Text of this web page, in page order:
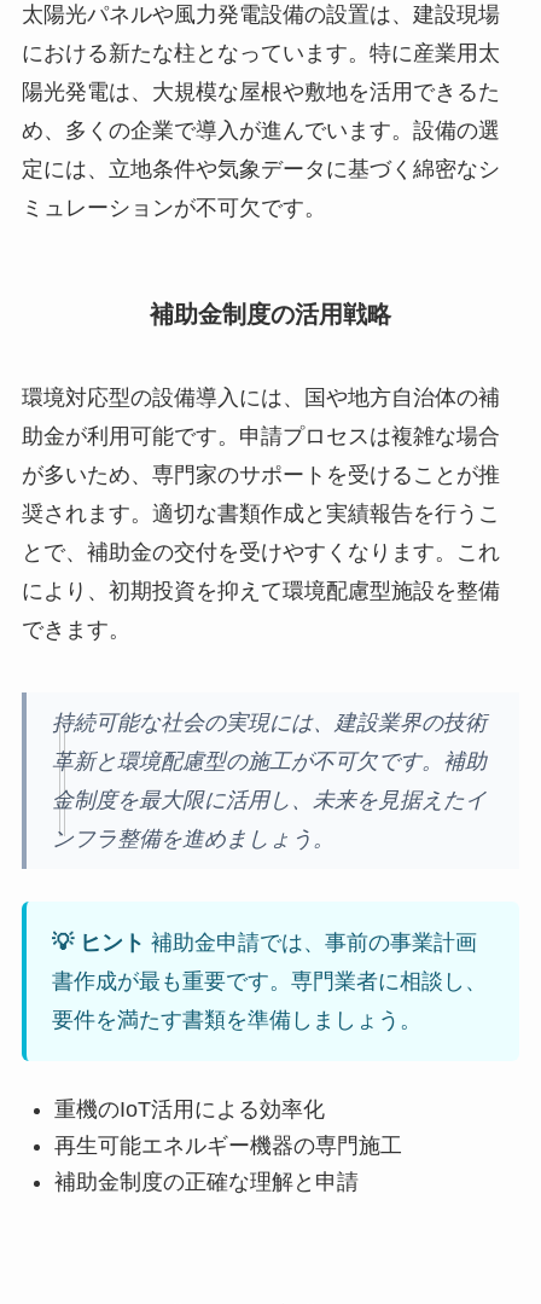
太陽光パネルや風力発電設備の設置は、建設現場
における新たな柱となっています。特に産業用太
陽光発電は、大規模な屋根や敷地を活用できるた
め、多くの企業で導入が進んでいます。設備の選
定には、立地条件や気象データに基づく綿密なシ
ミュレーションが不可欠です。
補助金制度の活用戦略
環境対応型の設備導入には、国や地方自治体の補
助金が利用可能です。申請プロセスは複雑な場合
が多いため、専門家のサポートを受けることが推
奨されます。適切な書類作成と実績報告を行うこ
とで、補助金の交付を受けやすくなります。これ
により、初期投資を抑えて環境配慮型施設を整備
できます。
持続可能な社会の実現には、建設業界の技術
革新と環境配慮型の施工が不可欠です。補助
金制度を最大限に活用し、未来を見据えたイ
ンフラ整備を進めましょう。
💡 ヒント 補助金申請では、事前の事業計画
書作成が最も重要です。専門業者に相談し、
要件を満たす書類を準備しましょう。
重機のIoT活用による効率化
再生可能エネルギー機器の専門施工
補助金制度の正確な理解と申請